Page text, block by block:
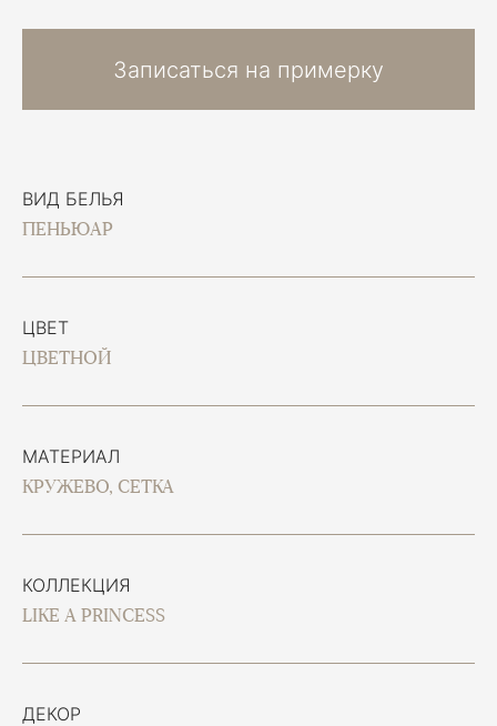
ВИД БЕЛЬЯ
ПЕНЬЮАР
ЦВЕТ
ЦВЕТНОЙ
МАТЕРИАЛ
КРУЖЕВО, СЕТКА
КОЛЛЕКЦИЯ
LIKE A PRINCESS
ДЕКОР
Записаться на примерку